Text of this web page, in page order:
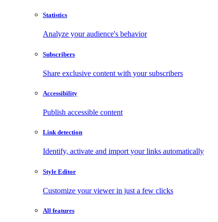
Statistics
Analyze your audience's behavior
Subscribers
Share exclusive content with your subscribers
Accessibility
Publish accessible content
Link detection
Identify, activate and import your links automatically
Style Editor
Customize your viewer in just a few clicks
All features